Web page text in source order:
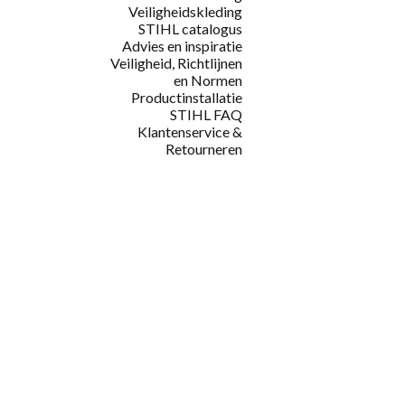
Veiligheidskleding
STIHL catalogus
Advies en inspiratie
Veiligheid, Richtlijnen
en Normen
Productinstallatie
STIHL FAQ
Klantenservice &
Retourneren